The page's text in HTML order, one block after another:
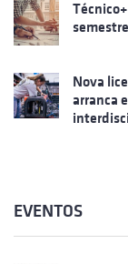
Nova
arranca
EVENTOS